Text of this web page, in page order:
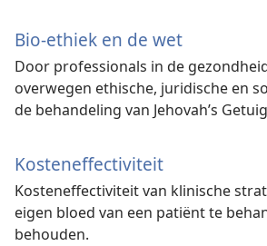
Bio-ethiek en de wet
Door professionals in de
overwegen ethische, juridische en
de behandeling van Jehovah’s
Kosteneffectiviteit
Kosteneffectiviteit van klinische
eigen bloed van een patiënt te
behouden.